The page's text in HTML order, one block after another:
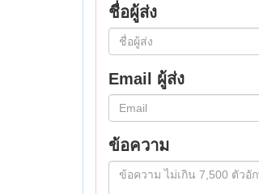
ชื่อผู้ส่ง
Email ผู้ส่ง
ข้อความ